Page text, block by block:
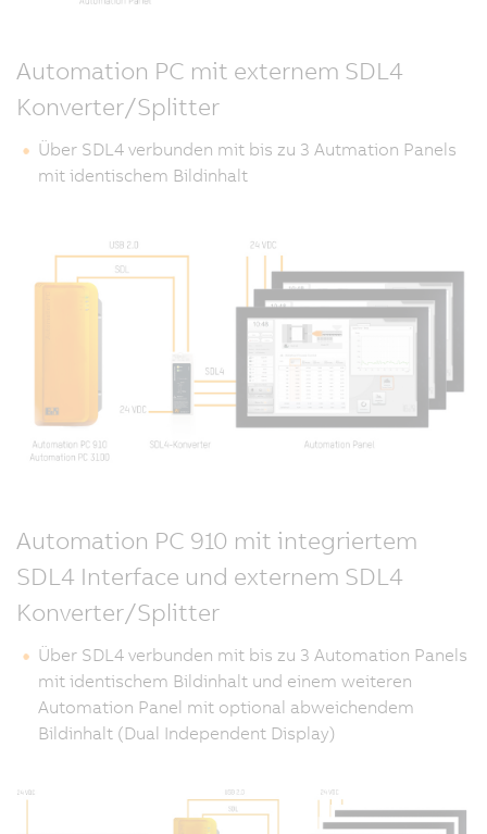
Automation PC mit externem SDL4
Konverter/Splitter
Über SDL4 verbunden mit bis zu 3 Autmation Panels
mit identischem Bildinhalt
Automation PC 910 mit integriertem
SDL4 Interface und externem SDL4
Konverter/Splitter
Über SDL4 verbunden mit bis zu 3 Automation Panels
mit identischem Bildinhalt und einem weiteren
Automation Panel mit optional abweichendem
Bildinhalt (Dual Independent Display)